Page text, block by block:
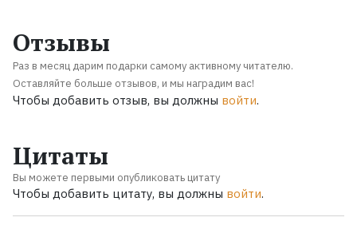
Отзывы
Раз в месяц дарим подарки самому активному читателю.
Оставляйте больше отзывов, и мы наградим вас!
Чтобы добавить отзыв, вы должны войти.
Цитаты
Вы можете первыми опубликовать цитату
Чтобы добавить цитату, вы должны войти.